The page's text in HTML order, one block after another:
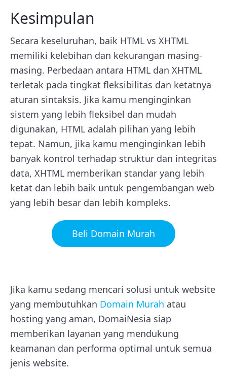
Kesimpulan
Secara keseluruhan, baik HTML vs XHTML
memiliki kelebihan dan kekurangan masing-
masing. Perbedaan antara HTML dan XHTML
terletak pada tingkat fleksibilitas dan ketatnya
aturan sintaksis. Jika kamu menginginkan
sistem yang lebih fleksibel dan mudah
digunakan, HTML adalah pilihan yang lebih
tepat. Namun, jika kamu menginginkan lebih
banyak kontrol terhadap struktur dan integritas
data, XHTML memberikan standar yang lebih
ketat dan lebih baik untuk pengembangan web
yang lebih besar dan lebih kompleks.
Beli Domain Murah
Jika kamu sedang mencari solusi untuk website
yang membutuhkan Domain Murah atau
hosting yang aman, DomaiNesia siap
memberikan layanan yang mendukung
keamanan dan performa optimal untuk semua
jenis website.